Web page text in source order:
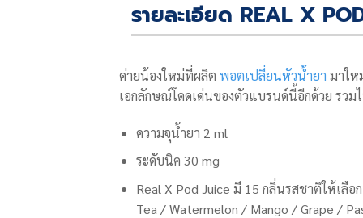
รายละเอียด REAL X
ค่ายน้องใหม่ที่ผลิต พอตเปลี่ยนหัวน้ำยา มาใ
เอกลักษณ์โดดเด่นของตัวแบรนด์นี้อีกด้วย รวม
ความจุน้ำยา 2 ml
ระดับนิค 30 mg
Real X Pod Juice มี 15 กลิ่นรสชาติให้เลือ
Tea / Watermelon / Mango / Grape /